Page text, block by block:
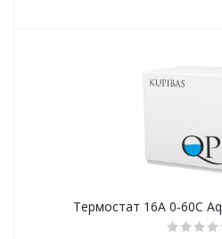
Термостат 16А 0-60С